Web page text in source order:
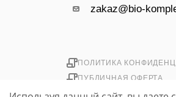
zakaz@bio-
ПОЛИТИКА
ПУБЛИЧНАЯ ОФЕРТА